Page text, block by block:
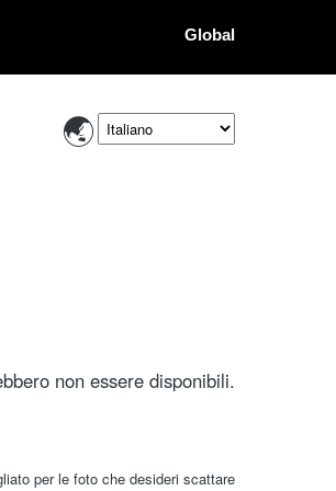
Global
non essere disponibili.
per le foto che desideri scattare